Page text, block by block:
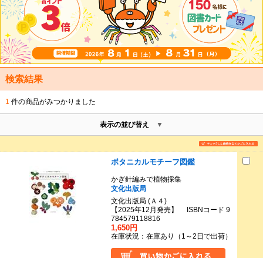
検索結果
1 件の商品がみつかりました
表示の並び替え
ボタニカルモチーフ図鑑
かぎ針編みで植物採集
文化出版局
文化出版局 (Ａ４)
【2025年12月発売】 ISBNコード 9
784579118816
1,650円
在庫状況：在庫あり（1～2日で出荷）